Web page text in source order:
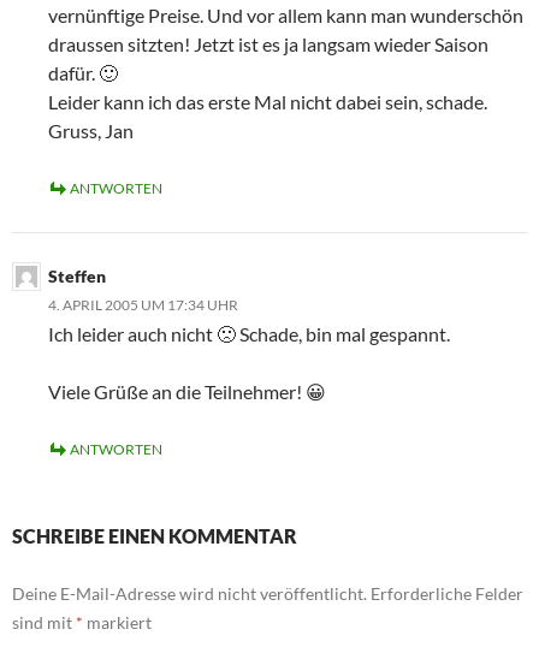
vernünftige Preise. Und vor allem kann man wunderschön
draussen sitzten! Jetzt ist es ja langsam wieder Saison
dafür. 🙂
Leider kann ich das erste Mal nicht dabei sein, schade.
Gruss, Jan
ANTWORTEN
Steffen
4. APRIL 2005 UM 17:34 UHR
Ich leider auch nicht 🙁 Schade, bin mal gespannt.
Viele Grüße an die Teilnehmer! 😀
ANTWORTEN
SCHREIBE EINEN KOMMENTAR
Deine E-Mail-Adresse wird nicht veröffentlicht. Erforderliche Felder
sind mit * markiert